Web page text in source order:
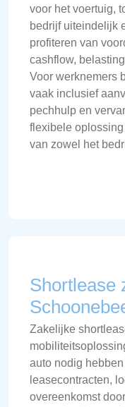
voor het voertuig,
bedrijf uiteindelijk
profiteren van
cashflow,
Voor werknemers
vaak inclusief
pechhulp en
flexibele
van zowel het
Shortlease
Zakelijke
auto nodig
leasecontracten,
overeenkomst